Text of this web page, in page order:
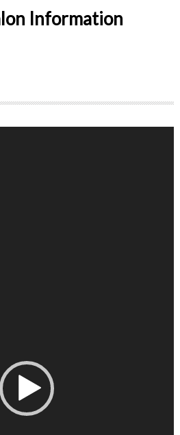
Information